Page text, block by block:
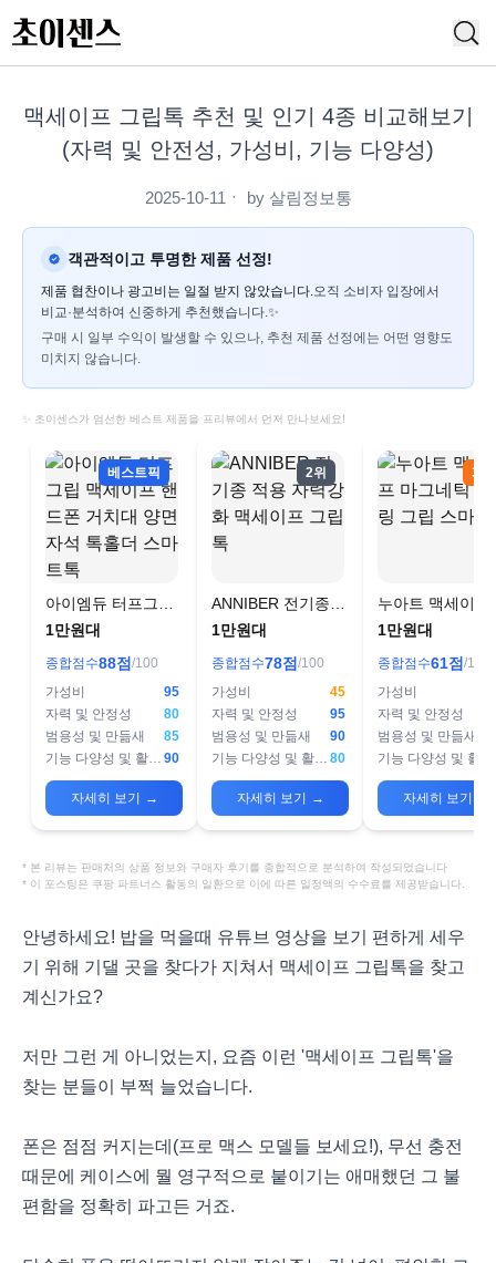
맥세이프 그립톡 추천 및 인기 4종 비교해보기
(자력 및 안전성, 가성비, 기능 다양성)
2025-10-11 ㆍ by 살림정보통
객관적이고 투명한 제품 선정!
제품 협찬이나 광고비는 일절 받지 않았습니다.오직 소비자 입장에서
비교·분석하여 신중하게 추천했습니다.✨
구매 시 일부 수익이 발생할 수 있으나, 추천 제품 선정에는 어떤 영향도
미치지 않습니다.
✨ 초이센스가 엄선한 베스트 제품을 프리뷰에서 먼저 만나보세요!
베스트픽
아이엠듀 터프그립
맥세이프 핸드폰 거
더 스마트톡
1만원대
종합점수88점 /100
가성비
95
자력 및 안정성
80
범용성 및 만듦새
85
기능 다양성 및 활용도 90
자세히 보기 →
2위
ANNIBER 전기종
적용 자력강화 맥세
1만원대
종합점수78점 /100
가성비
45
자력 및 안정성
95
범용성 및 만듦새
90
기능 다양성 및 활용도 80
자세히 보기 →
3위
누아트 맥세이프
그네틱 핑거링
1만원대
종합점수61점 /100
가성비
자력 및 안정성
범용성 및 만듦새
자세히 보기
* 본 리뷰는 판매처의 상품 정보와 구매자 후기를 종합적으로 분석하여 작성되었습니다
* 이 포스팅은 쿠팡 파트너스 활동의 일환으로 이에 따른 일정액의 수수료를 제공받습니다.
안녕하세요! 밥을 먹을때 유튜브 영상을 보기 편하게 세우
기 위해 기댈 곳을 찾다가 지쳐서 맥세이프 그립톡을 찾고
계신가요?
저만 그런 게 아니었는지, 요즘 이런 '맥세이프 그립톡'을
찾는 분들이 부쩍 늘었습니다.
폰은 점점 커지는데(프로 맥스 모델들 보세요!), 무선 충전
때문에 케이스에 뭘 영구적으로 붙이기는 애매했던 그 불
편함을 정확히 파고든 거죠.